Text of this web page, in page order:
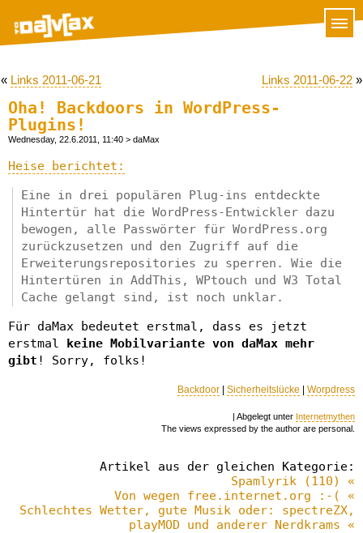
« Links 2011-06-21 Links 2011-06-22 »
Oha! Backdoors in WordPress-
Plugins!
Wednesday, 22.6.2011, 11:40 > daMax
Heise berichtet:
Eine in drei populären Plug-ins entdeckte
Hintertür hat die WordPress-Entwickler dazu
bewogen, alle Passwörter für WordPress.org
zurückzusetzen und den Zugriff auf die
Erweiterungsrepositories zu sperren. Wie die
Hintertüren in AddThis, WPtouch und W3 Total
Cache gelangt sind, ist noch unklar.
Für daMax bedeutet erstmal, dass es jetzt
erstmal keine Mobilvariante von daMax mehr
gibt ! Sorry, folks!
Backdoor Sicherheitslücke Worpdress
| Abgelegt unter Internetmythen
The views expressed by the author are personal.
Artikel aus der gleichen Kategorie:
Spamlyrik (110) «
Von wegen free.internet.org :-( «
Schlechtes Wetter, gute Musik oder: spectreZX,
playMOD und anderer Nerdkrams «